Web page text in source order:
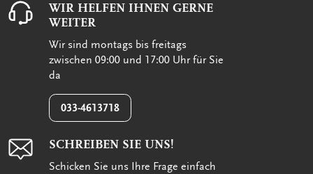
WIR HELFEN IHNEN GERNE
WEITER
Wir sind montags bis freitags
zwischen 09:00 und 17:00 Uhr für Sie
da
033-4613718
SCHREIBEN SIE UNS!
Schicken Sie uns Ihre Frage einfach